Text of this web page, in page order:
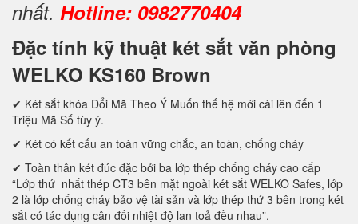
nhất. Hotline: 0982770404
Đặc tính kỹ thuật két sắt văn phòng
WELKO KS160 Brown
✔ Két sắt khóa Đổi Mã Theo Ý Muốn thế hệ mới cài lên đến 1
Triệu Mã Số tùy ý.
✔ Két có kết cấu an toàn vững chắc, an toàn, chống cháy
✔ Toàn thân két đúc đặc bởi ba lớp thép chống cháy cao cấp
“Lớp thứ nhất thép CT3 bên mặt ngoài két sắt WELKO Safes, lớp
2 là lớp chống cháy bảo vệ tài sản và lớp thép thứ 3 bên trong két
sắt có tác dụng cân đối nhiệt độ lan toả đều nhau”.